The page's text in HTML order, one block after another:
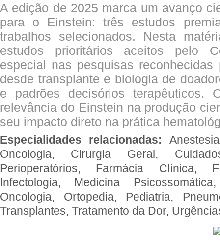
A edição de 2025 marca um avanço
para o Einstein: três estudos
trabalhos selecionados. Nesta
estudos prioritários aceitos pelo
especial nas pesquisas
desde transplante e biologia de
e padrões decisórios terapêuticos.
relevância do Einstein na produção
seu impacto direto na prática
Especialidades relacionadas:
Oncologia, Cirurgia Geral,
Perioperatórios, Farmácia Clínica,
Infectologia, Medicina
Oncologia, Ortopedia, Pediatria,
Transplantes, Tratamento da Dor,